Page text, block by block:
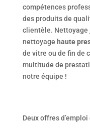
compétences
des produits de
clientèle. Nettoyage
nettoyage haute
de vitre ou de fin de
multitude de
notre équipe !
Deux offres